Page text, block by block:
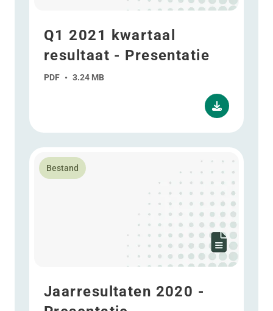
Q1 2021 kwartaal
resultaat - Presentatie
PDF • 3.24 MB
Bestand
Jaarresultaten 2020 -
Lees meer over Jaarresultaten 2020 - Presentatie